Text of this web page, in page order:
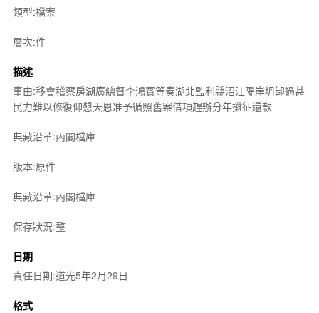
類型:檔案
層次:件
描述
事由:移會稽察房湖廣總督李鴻賓等奏湖北監利縣沼江隄岸坍卸過甚
民力難以修復仰懇天恩准予循照舊案借項趕辦分年攤征還款
典藏沿革:內閣檔庫
版本:原件
典藏沿革:內閣檔庫
保存狀況:整
日期
責任日期:道光5年2月29日
格式